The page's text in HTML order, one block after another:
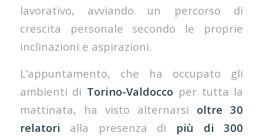
lavorativo, avviando un percorso di
crescita personale secondo le proprie
inclinazioni e aspirazioni.
L’appuntamento, che ha occupato gli
ambienti di Torino-Valdocco per tutta la
mattinata, ha visto alternarsi oltre 30
relatori alla presenza di più di 300